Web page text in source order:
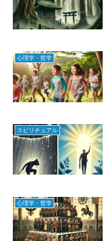
心理学・哲学
スピリチュアル
心理学・哲学